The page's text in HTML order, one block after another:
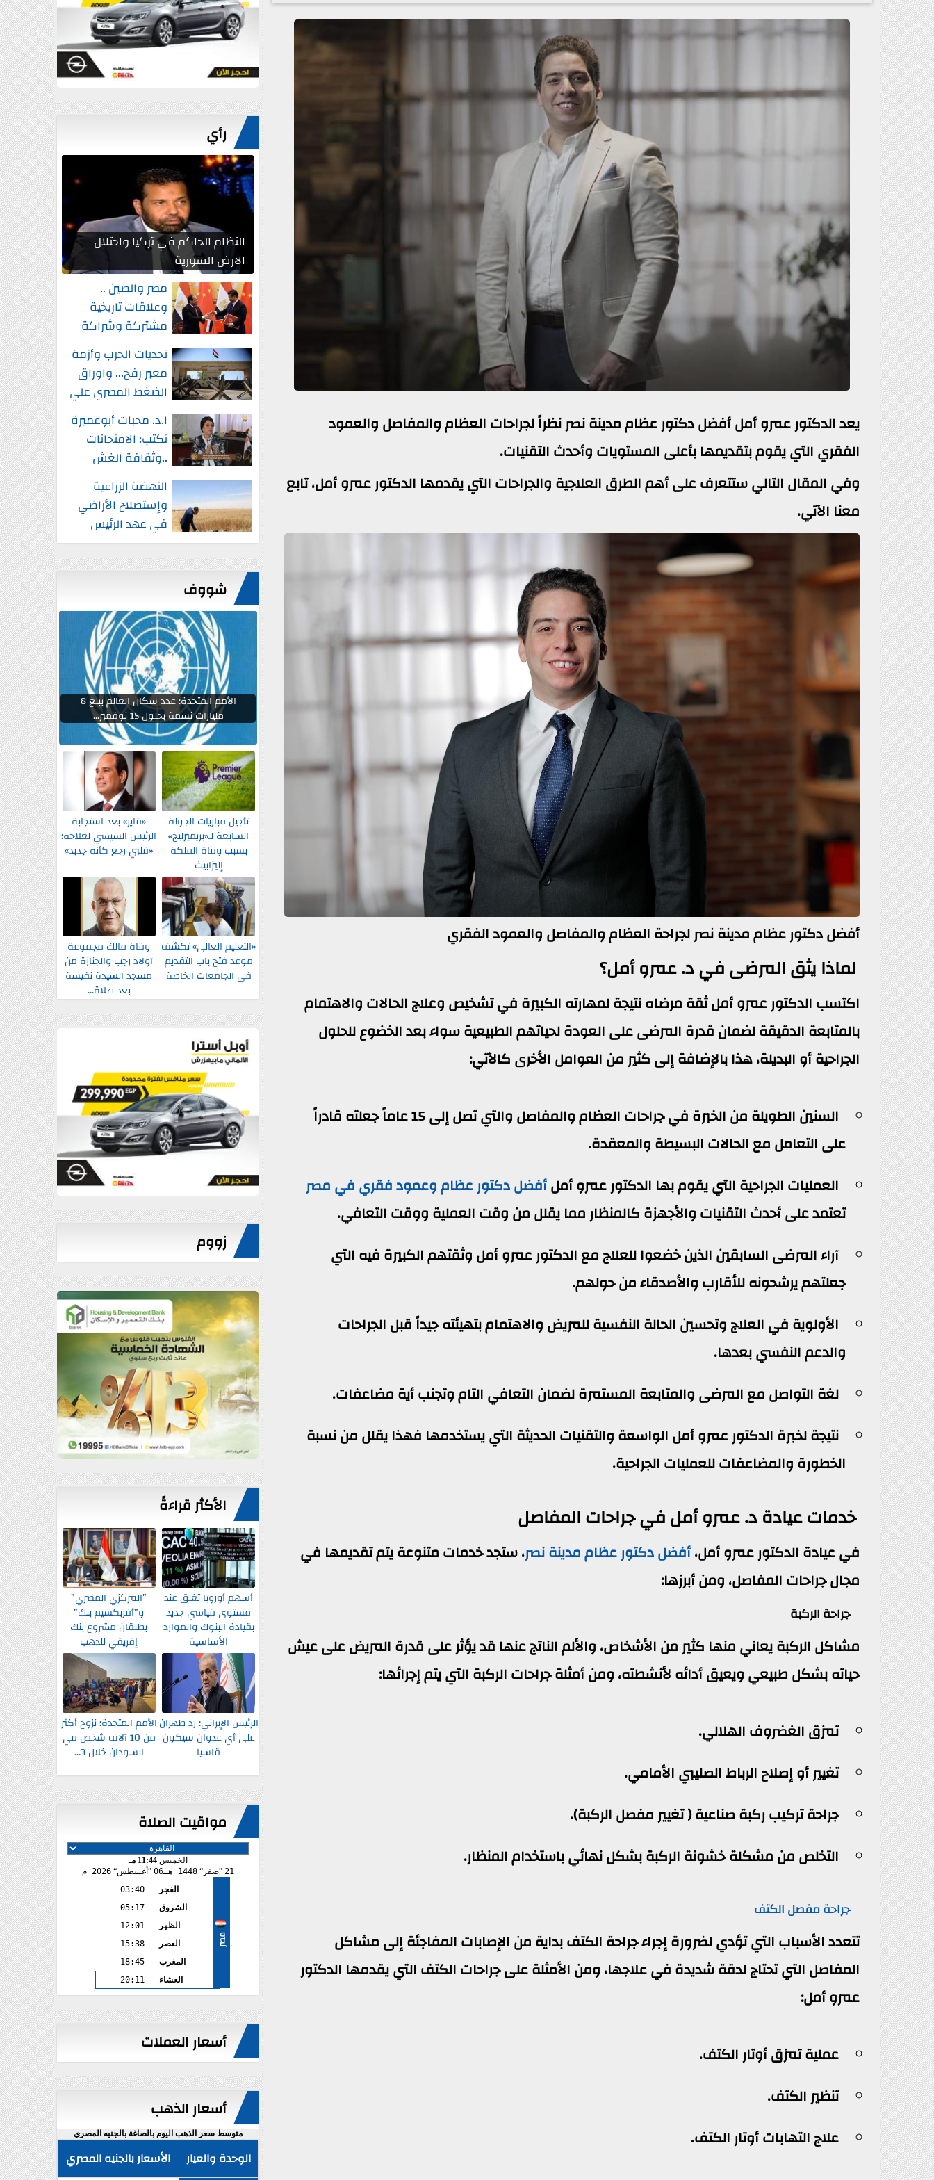
يعد الدكتور عمرو أمل أفضل دكتور عظام مدينة نصر نظراً لجراحات العظام والمفاصل والعمود
الفقري التي يقوم بتقديمها بأعلى المستويات وأحدث التقنيات.
وفي المقال التالي ستتعرف على أهم الطرق العلاجية والجراحات التي يقدمها الدكتور عمرو أمل، تابع
معنا الآتي.
أفضل دكتور عظام مدينة نصر لجراحة العظام والمفاصل والعمود الفقري
لماذا يثق المرضى في د. عمرو أمل؟
اكتسب الدكتور عمرو أمل ثقة مرضاه نتيجة لمهارته الكبيرة في تشخيص وعلاج الحالات والاهتمام
بالمتابعة الدقيقة لضمان قدرة المرضى على العودة لحياتهم الطبيعية سواء بعد الخضوع للحلول
الجراحية أو البديلة، هذا بالإضافة إلى كثير من العوامل الأخرى كالآتي:
السنين الطويلة من الخبرة في جراحات العظام والمفاصل والتي تصل إلى 15 عاماً جعلته قادراً
على التعامل مع الحالات البسيطة والمعقدة.
العمليات الجراحية التي يقوم بها الدكتور عمرو أملأفضل دكتور عظام وعمود فقري في مصر
تعتمد على أحدث التقنيات والأجهزة كالمنظار مما يقلل من وقت العملية ووقت التعافي.
آراء المرضى السابقين الذين خضعوا للعلاج مع الدكتور عمرو أمل وثقتهم الكبيرة فيه التي
جعلتهم يرشحونه للأقارب والأصدقاء من حولهم.
الأولوية في العلاج وتحسين الحالة النفسية للمريض والاهتمام بتهيئته جيداً قبل الجراحات
والدعم النفسي بعدها.
لغة التواصل مع المرضى والمتابعة المستمرة لضمان التعافي التام وتجنب أية مضاعفات.
نتيجة لخبرة الدكتور عمرو أمل الواسعة والتقنيات الحديثة التي يستخدمها فهذا يقلل من نسبة
الخطورة والمضاعفات للعمليات الجراحية.
خدمات عيادة د. عمرو أمل في جراحات المفاصل
في عيادة الدكتور عمرو أمل،أفضل دكتور عظام مدينة نصر، ستجد خدمات متنوعة يتم تقديمها في
مجال جراحات المفاصل، ومن أبرزها:
جراحة الركبة
مشاكل الركبة يعاني منها كثير من الأشخاص، والألم الناتج عنها قد يؤثر على قدرة المريض على عيش
حياته بشكل طبيعي ويعيق أدائه لأنشطته، ومن أمثلة جراحات الركبة التي يتم إجرائها:
تمزق الغضروف الهلالي.
تغيير أو إصلاح الرباط الصليبي الأمامي.
جراحة تركيب ركبة صناعية ( تغيير مفصل الركبة).
التخلص من مشكلة خشونة الركبة بشكل نهائي باستخدام المنظار.
جراحة مفصل الكتف
تتعدد الأسباب التي تؤدي لضرورة إجراء جراحة الكتف بداية من الإصابات المفاجئة إلى مشاكل
المفاصل التي تحتاج لدقة شديدة في علاجها، ومن الأمثلة على جراحات الكتف التي يقدمها الدكتور
عمرو أمل:
عملية تمزق أوتار الكتف.
تنظير الكتف.
علاج التهابات أوتار الكتف.
رأي
النظام الحاكم في تركيا واحتلال
الارض السورية
مصر والصين ..
وعلاقات تاريخية
مشتركة وشراكة
إستراتيجية شاملة
واستثمارات جديدةتحديات الحرب وأزمة
معبر رفح... واوراق
الضغط المصري علي
ا.د. محبات أبوعميرة
تكتب: الامتحانات
..وثقافة الغش
النهضة الزراعية
وإستصلاح الأراضي
في عهد الرئيس
السيسي
شووف
الأمم المتحدة: عدد سكان العالم يبلغ 8
مليارات نسمة بحلول 15 نوفمبر...
تأجيل مباريات الجولة
السابعة لـ«بريميرليج»
بسبب وفاة الملكة
إليزابيث
«فايز» بعد استجابة
الرئيس السيسي لعلاجه:
«قلبي رجع كأنه جديد»
«التعليم العالى» تكشف
موعد فتح باب التقديم
فى الجامعات الخاصة
وفاة مالك مجموعة
أولاد رجب والجنازة من
مسجد السيدة نفيسة
بعد صلاة...
زووم
الأكثر قراءةً
أسهم أوروبا تغلق عند
مستوى قياسي جديد
بقيادة البنوك والموارد
الأساسية
”المركزي المصري”
و”أفريكسيم بنك”
يطلقان مشروع بنك
إفريقي للذهب
الرئيس الإيراني: رد طهران
على أي عدوان سيكون
قاسيا
الأمم المتحدة: نزوح أكثر
من 10 آلاف شخص في
السودان خلال 3...
مواقيت الصلاة
الخميس11:44 مـ
21
صفر 1448 هـ 06 أغسطس 2026 م
مصر
الفجر
03:40
الشروق
05:17
الظهر
12:01
العصر
15:38
المغرب
18:45
العشاء
20:11
أسعار العملات
أسعار الذهب
متوسط سعر الذهب اليوم بالصاغة بالجنيه المصري
الوحدة والعيار الأسعار بالجنيه المصري